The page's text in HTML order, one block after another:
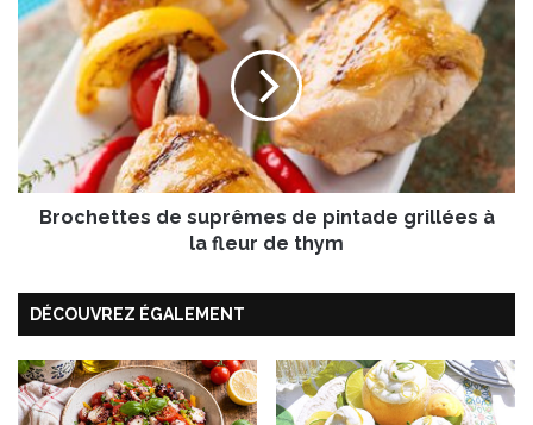
i
n
e
n
r
o
t
e
s
p
r
ê
m
Brochettes de suprêmes de pintade grillées à
la fleur de thym
DÉCOUVREZ ÉGALEMENT